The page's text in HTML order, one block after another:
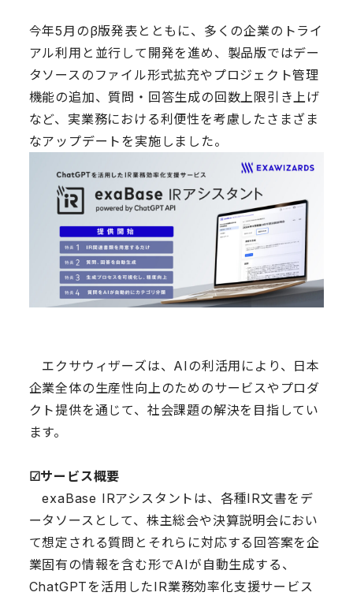
今年5月のβ版発表とともに、多くの企業のトライ
アル利用と並行して開発を進め、製品版ではデー
タソースのファイル形式拡充やプロジェクト管理
機能の追加、質問・回答生成の回数上限引き上げ
など、実業務における利便性を考慮したさまざま
なアップデートを実施しました。
エクサウィザーズは、AIの利活用により、日本
企業全体の生産性向上のためのサービスやプロダ
クト提供を通じて、社会課題の解決を目指してい
ます。
☑︎サービス概要
exaBase IRアシスタントは、各種IR文書をデ
ータソースとして、株主総会や決算説明会におい
て想定される質問とそれらに対応する回答案を企
業固有の情報を含む形でAIが自動生成する、
ChatGPTを活用したIR業務効率化支援サービス